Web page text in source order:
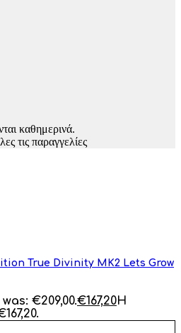
καθημερινά.
τις παραγγελίες
True Divinity MK2 Lets Grow
€209,00.€167,20Η